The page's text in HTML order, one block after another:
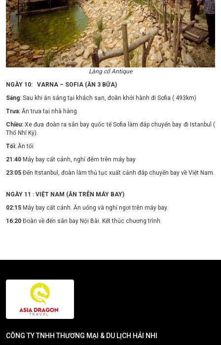
Làng cổ Antique
NGÀY 10: VARNA – SOFIA (ĂN 3 BỮA)
Sáng: Sau khi ăn sáng tại khách sạn, đoàn khởi hành đi Sofia ( 493km)
Trưa: Ăn trưa tại nhà hàng
Chiều:Xe đưa đoàn ra sân bay quốc tế Sofia làm đáp chuyến bay đi Istanbul (
Thổ Nhĩ Kỳ).
Tối: Ăn tối
21:40 Máy bay cất cánh, nghỉ đêm trên máy bay
23:05 Đến Itstanbul, đoàn làm thủ tục xuất cảnh đáp chuyến bay về Việt Nam.
NGÀY 11 : VIỆT NAM (ĂN TRÊN MÁY BAY)
02:15 Máy bay cất cánh. Ăn uống và nghỉ ngơi trên máy bay.
16:20 Đoàn về đến sân bay Nội Bài. Kết thúc chương trình.
CÔNG TY TNHH THƯƠNG MẠI & DU LỊCH HẢI NHI